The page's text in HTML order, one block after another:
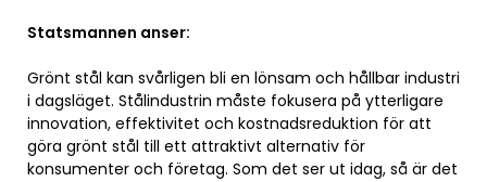
Statsmannen anser:
Grönt stål kan svårligen bli en lönsam och hållbar industri
i dagsläget. Stålindustrin måste fokusera på ytterligare
innovation, effektivitet och kostnadsreduktion för att
göra grönt stål till ett attraktivt alternativ för
konsumenter och företag. Som det ser ut idag, så är det